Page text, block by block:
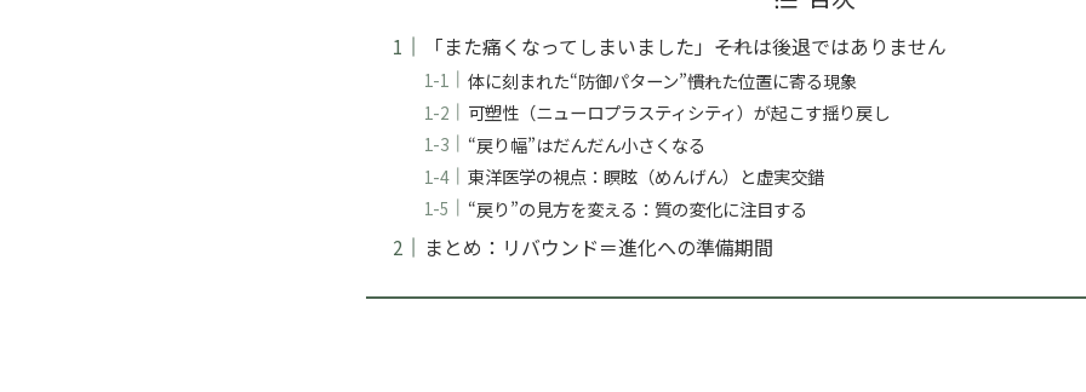
「また痛くなってしまいました」――それは後退ではありません
体に刻まれた“防御パターン”――慣れた位置に寄る現象
可塑性（ニューロプラスティシティ）が起こす揺り戻し
“戻り幅”はだんだん小さくなる
東洋医学の視点：瞑眩（めんげん）と虚実交錯
“戻り”の見方を変える：質の変化に注目する
まとめ：リバウンド＝進化への準備期間